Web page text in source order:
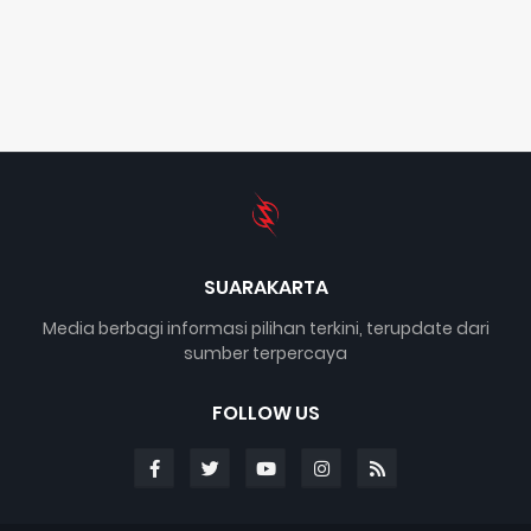
SUARAKARTA
Media berbagi informasi pilihan terkini, terupdate dari
sumber terpercaya
FOLLOW US